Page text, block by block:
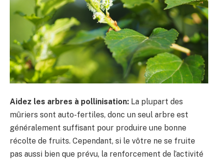
Aidez les arbres à pollinisation: La plupart des
mûriers sont auto-fertiles, donc un seul arbre est
généralement suffisant pour produire une bonne
récolte de fruits. Cependant, si le vôtre ne se fruite
pas aussi bien que prévu, la renforcement de l’activité